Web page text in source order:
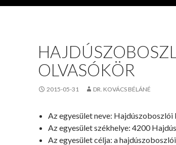
OLVASÓKÖR
2015-05-31 DR. KOVÁCS BÉLÁNÉ
Az egyesület neve:
Az egyesület székhelye: 4200
Az egyesület célja: a